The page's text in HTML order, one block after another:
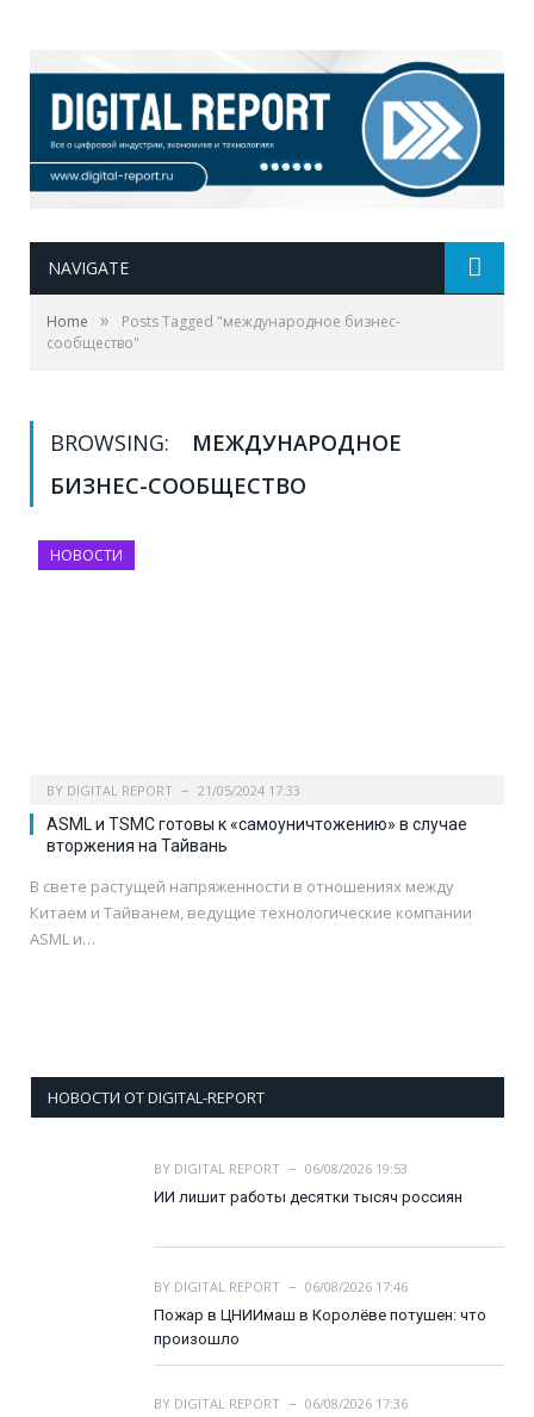
NAVIGATE
Home »
Posts Tagged "международное бизнес-
сообщество"
BROWSING:
МЕЖДУНАРОДНОЕ
БИЗНЕС-СООБЩЕСТВО
НОВОСТИ
BY DIGITAL REPORT 21/05/2024 17:33
ASML и TSMC готовы к «самоуничтожению» в случае
вторжения на Тайвань
В свете растущей напряженности в отношениях между
Китаем и Тайванем, ведущие технологические компании
ASML и…
НОВОСТИ ОТ DIGITAL-REPORT
BY DIGITAL REPORT
06/08/2026 19:53
ИИ лишит работы десятки тысяч россиян
BY DIGITAL REPORT
06/08/2026 17:46
Пожар в ЦНИИмаш в Королёве потушен: что
произошло
BY DIGITAL REPORT
06/08/2026 17:36